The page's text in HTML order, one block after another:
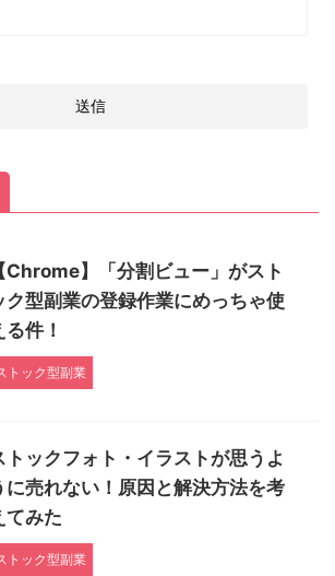
【Chrome】「分割ビュー」がスト
ク型副業の登録作業にめっちゃ使
る件！
トック型副業
トックフォト・イラストが思うよ
に売れない！原因と解決方法を考
てみた
トック型副業